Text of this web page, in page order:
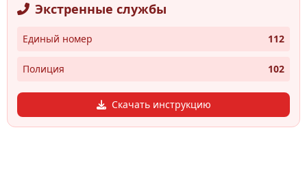
Экстренные службы
Единый номер 112
Полиция 102
Скачать инструкцию